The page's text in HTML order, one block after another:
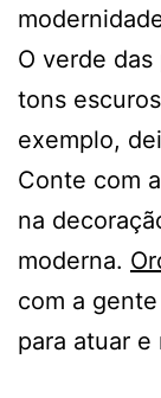
O verde
tons
exemplo,
Conte com
na
moderna.
com a
para atuar